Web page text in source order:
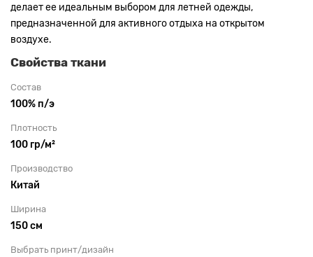
делает ее идеальным выбором для летней одежды,
предназначенной для активного отдыха на открытом
воздухе.
Свойства ткани
Состав
100% п/э
Плотность
100 гр/м²
Производство
Китай
Ширина
150 см
Выбрать принт/дизайн